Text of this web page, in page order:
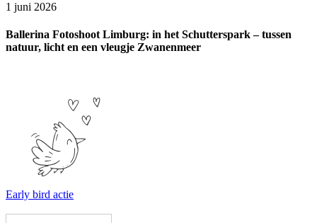
1 juni 2026
Ballerina Fotoshoot Limburg: in het Schutterspark – tussen
natuur, licht en een vleugje Zwanenmeer
Early bird actie